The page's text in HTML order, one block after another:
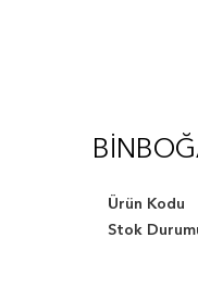
Ürün Kodu
Stok